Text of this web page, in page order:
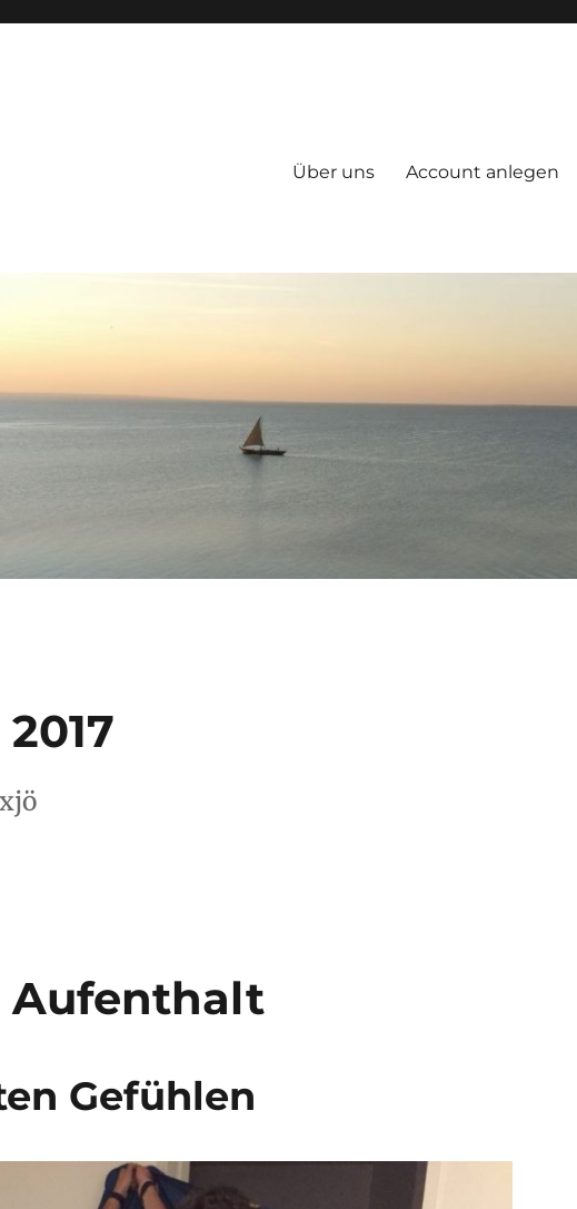
Über uns Account anlegen
Aufenthalt
Gefühlen